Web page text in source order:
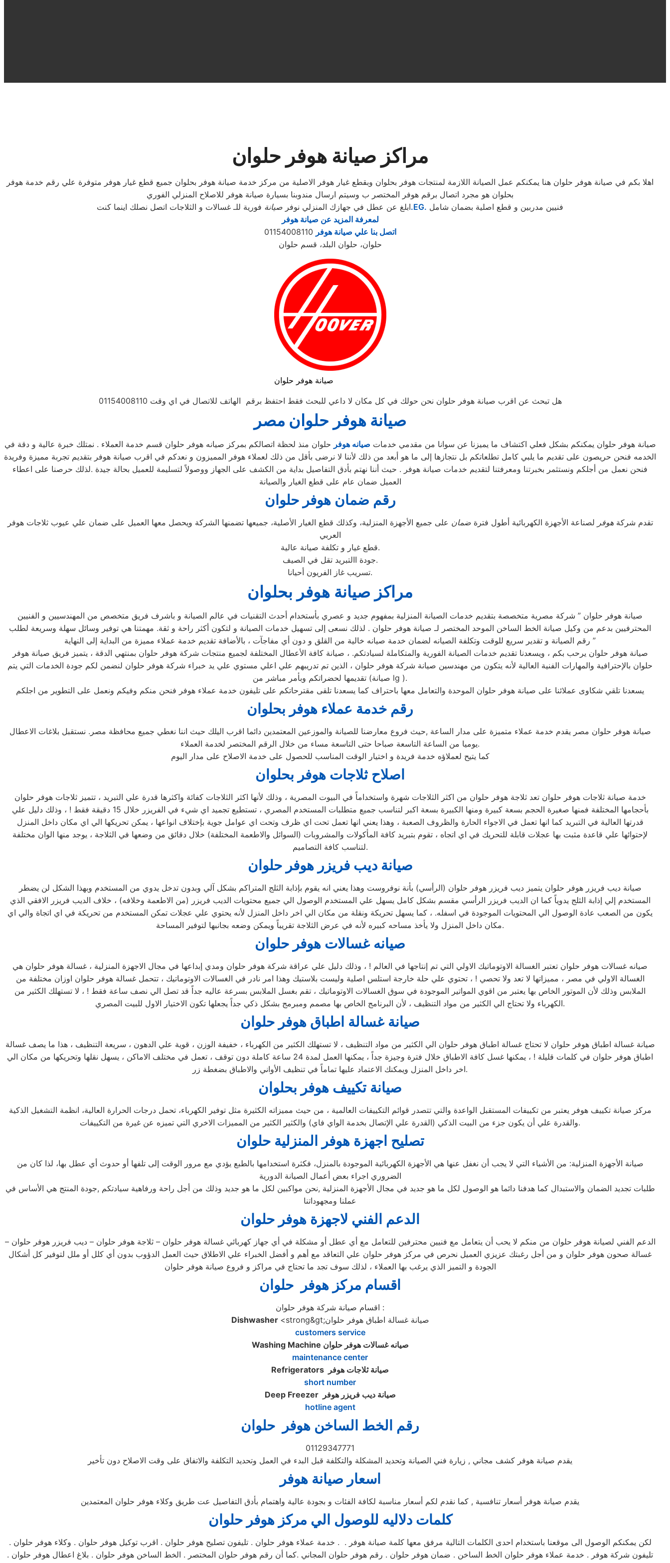
مراكز صيانة هوفر حلوان
اهلا بكم في صيانة هوفر حلوان هنا يمكنكم عمل الصيانة اللازمة لمنتجات هوفر بحلوان وبقطع غيار هوفر الاصلية من مركز خدمة صيانة هوفر بحلوان جميع قطع غيار هوفر متوفرة علي رقم خدمة هوفر
بحلوان هو مجرد اتصال برقم هوفر المختصر ب وسيتم ارسال مندوبنا بسيارة صيانة هوفر للاصلاح المنزلي الفوري
ابلغ عن عطل في جهازك المنزلي نوفر صيانة فورية للـ غسالات و الثلاجات اتصل نصلك اينما كنت .EG. فنيين مدربين و قطع اصلية بضمان شامل
لمعرفة المزيد عن صيانة هوفر
اتصل بنا علي صيانة هوفر
حلوان، حلوان البلد، قسم حلوان
صيانة هوفر حلوان
هل تبحث عن اقرب صيانة هوفر حلوان نحن حولك في كل مكان لا داعي للبحث فقط احتفظ برقم الهاتف للاتصال في اي وقت 01154008110
صيانة هوفر حلوان مصر
صيانة هوفر حلوان يمكنكم بشكل فعلي اكتشاف ما يميزنا عن سوانا من مقدمي خدمات صيانه هوفر حلوان منذ لحظة اتصالكم بمركز صيانه هوفر حلوان قسم خدمة العملاء . نمتلك خبرة عالية و دقة في
الخدمه فنحن حريصون على تقديم ما يلبي كامل تطلعاتكم بل نتجازها إلى ما هو أبعد من ذلك لأننا لا نرضى بأقل من ذلك لعملاء هوفر المميزون و نعدكم في اقرب صيانة هوفر بتقديم تجربة مميزة وفريدة
فنحن نعمل من أجلكم ونستثمر بخبرتنا ومعرفتنا لتقديم خدمات صيانة هوفر . حيث أننا نهتم بأدق التفاصيل بداية من الكشف على الجهاز ووصولاً لتسليمة للعميل بحالة جيدة .لذلك حرصنا على اعطاء
العميل ضمان عام على قطع الغيار والصيانة
رقم ضمان هوفر حلوان
تقدم شركةهوفر لصناعة الأجهزة الكهربائية أطول فترةضمان على جميع الأجهزة المنزلية، وكذلك قطع الغيار الأصلية، جميعها تضمنها الشركة ويحصل معها العميل على ضمان علي عيوب ثلاجات هوفر
العربي
قطع غيار و تكلفة صيانة عالية.
جودة االتبريد تقل في الصيف.
تسريب غاز الفريون أحيانا.
مراكز صيانة هوفر بحلوان
صيانة هوفر حلوان ” شركة مصرية متخصصة بتقديم خدمات الصيانة المنزلية بمفهوم جديد و عصري بأستخدام أحدث التقنيات في عالم الصيانة و باشرف فريق متخصص من المهندسيين و الفنيين
المحترفيين بدعم من وكيل صيانة الخط الساخن الموحد المختصر لـ صيانة هوفر حلوان . لذلك نسعى إلى تسهيل خدمات الصيانة و لتكون أكثر راحة و ثقة. مهمتنا هي توفير وسائل سهلة وسريعة لطلب
رقم الصيانة و تقدير سريع للوقت وتكلفة الصيانه لضمان خدمة صيانه خالية من القلق و دون أي مفاجآت ، بالأضافة تقديم خدمة عملاء مميزة من البداية إلى النهاية ”
صيانة هوفر حلوان يرحب بكم ، ويسعدنا تقديم خدمات الصيانة الفورية والمتكاملة لسيادتكم. ، صيانة كافة الأعطال المختلفة لجميع منتجات شركة هوفر حلوان بمنتهي الدقة ، يتميز فريق صيانة هوفر
حلوان بالإحترافية والمهارات الفنية العالية لأنه يتكون من مهندسين صيانة شركة هوفر حلوان ، الذين تم تدريبهم علي اعلي مستوي علي يد خبراء شركة هوفر حلوان لنضمن لكم جودة الخدمات التي يتم
تقديمها لحضراتكم وبأمر مباشر من (صيانة lg ).
يسعدنا تلقي شكاوى عملائنا على صيانة هوفر حلوان الموحدة والتعامل معها باحتراف كما يسعدنا تلقى مقترحاتكم على تليفون خدمة عملاء هوفر فنحن منكم وفيكم ونعمل على التطوير من اجلكم
رقم خدمة عملاء هوفر بحلوان
صيانة هوفر حلوان مصر يقدم خدمة عملاء متميزة على مدار الساعة ,حيث فروع معارضنا للصيانة والموزعين المعتمدين دائما اقرب اليلك حيث اننا نغطي جميع محافظة مصر. نستقبل بلاغات الاعطال
يوميا من الساعة التاسعة صباحا حتى التاسعة مساء من خلال الرقم المختصر لخدمة العملاء.
كما يتيح لعملاؤه خدمة فريدة و اختيار الوقت المناسب للحصول على خدمة الاصلاح على مدار اليوم
اصلاح ثلاجات هوفر بحلوان
خدمة صيانة ثلاجات هوفر حلوان تعد ثلاجة هوفر حلوان من اكثر الثلاجات شهرة واستخداماً في البيوت المصرية ، وذلك لأنها اكثر الثلاجات كفائة واكثرها قدرة علي التبريد ، تتميز ثلاجات هوفر حلوان
بأحجامها المختلفة فمنها صغيرة الحجم بسعة كبيرة ومنها الكبيرة بسعة اكبر لتناسب جميع متطلبات المستخدم المصري ، تستطيع تجميد اي شيء في الفريزر خلال 15 دقيقة فقط ! ، وذلك دليل علي
قدرتها العالية في التبريد كما انها تعمل في الاجواء الحارة والظروف الصعبة ، وهذا يعني انها تعمل تحت اي ظرف وتحت اي عوامل جوية بإختلاف انواعها ، يمكن تحريكها الي اي مكان داخل المنزل
لإحتوائها علي قاعدة مثبت بها عجلات قابلة للتحريك في اي اتجاه ، تقوم بتبريد كافة المأكولات والمشروبات (السوائل والاطعمة المختلفة) خلال دقائق من وضعها في الثلاجة ، يوجد منها الوان مختلفة
لتناسب كافة التصاميم.
صيانة ديب فريزر هوفر حلوان
صيانة ديب فريزر هوفر حلوان يتميز ديب فريزر هوفر حلوان (الرأسي) بأنة نوفروست وهذا يعني انه يقوم بإذابة الثلج المتراكم بشكل آلي وبدون تدخل يدوي من المستخدم وبهذا الشكل لن يضطر
المستخدم إلي إذابة الثلج يدوياً كما ان الديب فريزر الرأسي مقسم بشكل كامل يسهل علي المستخدم الوصول الي جميع محتويات الديب فريزر (من الاطعمة وخلافه) ، خلاف الديب فريزر الافقي الذي
يكون من الصعب عادة الوصول الي المحتويات الموجودة في اسفله. ، كما يسهل تحريكة ونقلة من مكان الي اخر داخل المنزل لأنه يحتوي علي عجلات تمكن المستخدم من تحريكة في اي اتجاة والي اي
مكان داخل المنزل ولا يأخذ مساحه كبيره لأنه في عرض الثلاجة تقريباً ويمكن وضعه بجانبها لتوفير المساحة.
صيانه غسالات هوفر حلوان
صيانه غسالات هوفر حلوان تعتبر الغسالة الاوتوماتيك الاولي التي تم إنتاجها في العالم ! ، وذلك دليل علي عراقة شركة هوفر حلوان ومدي إبداعها في مجال الاجهزة المنزلية ، غسالة هوفر حلوان هي
الغسالة الاولي في مصر ، مميزاتها لا تعد ولا تحصي ! ، تحتوي علي حلة خارجة استلس اصلية وليست بلاستيك وهذا امر نادر في الغسالات الاوتوماتيك ، تتحمل غسالة هوفر حلوان اوزان مختلفة من
الملابس وذلك لأن الموتور الخاص بها يعتبر من اقوي المواتير الموجودة في سوق الغسالات الاوتوماتيك ، تقم بغسل الملابس بسرعة عاليه جداً قد تصل الي نصف ساعة فقط ! ، لا تستهلك الكثير من
الكهرباء ولا تحتاج الي الكثير من مواد التنظيف ، لأن البرنامج الخاص بها مصمم ومبرمج بشكل ذكي جداً يجعلها تكون الاختيار الاول للبيت المصري.
صيانة غسالة اطباق هوفر حلوان
صيانة غسالة اطباق هوفر حلوان لا تحتاج غسالة اطباق هوفر حلوان الي الكثير من مواد التنظيف ، لا تستهلك الكثير من الكهرباء ، خفيفة الوزن ، قوية علي الدهون ، سريعة التنظيف ، هذا ما يصف غسالة
اطباق هوفر حلوان في كلمات قليلة ! ، يمكنها غسل كافة الاطباق خلال فترة وجيزة جداً ، يمكنها العمل لمدة 24 ساعة كاملة دون توقف ، تعمل في مختلف الاماكن ، يسهل نقلها وتحريكها من مكان الي
اخر داخل المنزل ويمكنك الاعتماد عليها تماماً في تنظيف الأواني والاطباق بضغطة زر.
صيانة تكييف هوفر بحلوان
مركز صيانة تكييف هوفر يعتبر من تكييفات المستقبل الواعدة والتي تتصدر قوائم التكييفات العالمية ، من حيث مميزاته الكثيرة مثل توفير الكهرباء، تحمل درجات الحرارة العالية، انظمة التشغيل الذكية
والقدرة علي أن يكون جزء من البيت الذكي (القدرة علي الإتصال بخدمة الواي فاي) والكثير الكثير من المميزات الاخري التي تميزه عن غيرة من التكييفات.
تصليح اجهزةهوفر المنزليةحلوان
صيانة الأجهزة المنزلية: من الأشياء التي لا يجب أن نغفل عنها هي الأجهزة الكهربائية الموجودة بالمنزل، فكثرة استخدامها بالطبع يؤدي مع مرور الوقت إلى تلفها أو حدوث أي عطل بها، لذا كان من
الضروري اجراء بعض أعمال الصيانة الدورية
طلبات تجديد الضمان والاستبدال كما هدفنا دائما هو الوصول لكل ما هو جديد في مجال الأجهزة المنزلية ,نحن مواكبين لكل ما هو جديد وذلك من أجل راحة ورفاهية سيادتكم ,جودة المنتج هي الأساس في
عملنا ومجهوداتنا
الدعم الفني لاجهزة هوفر حلوان
الدعم الفني لصيانة هوفر حلوان من منكم لا يحب أن يتعامل مع فنيين محترفين للتعامل مع أي عطل أو مشكلة في أي جهاز كهربائي غسالة هوفر حلوان – ثلاجة هوفر حلوان – ديب فريزر هوفر حلوان –
غسالة صحون هوفر حلوان و من أجل رغبتك عزيزي العميل نحرص في مركز هوفر حلوان علي التعاقد مع أهم و أفضل الخبراء علي الاطلاق حيث العمل الدؤوب بدون أي كلل أو ملل لتوفير كل أشكال
الجودة و التميز الذي يرغب بها العملاء ، لذلك سوف تجد ما تحتاج في مراكز و فروع صيانة هوفر حلوان
اقسام مركز هوفر حلوان
اقسام صيانة شركة هوفر حلوان :
Dishwasher
<strong&gt;صيانة غسالة اطباق هوفر حلوان
customers service
Washing Machine صيانه غسالات هوفر حلوان
maintenance center
Refrigerators صيانة ثلاجات هوفر
short number
Deep Freezer صيانة ديب فريزر هوفر
hotline agent
رقم الخط الساخن هوفر حلوان
01129347771
يقدم صيانة هوفر كشف مجاني , زيارة فني الصيانة وتحديد المشكلة والتكلفة قبل البدء في العمل وتحديد التكلفة والاتفاق على وقت الاصلاح دون تأخير
اسعار صيانة هوفر
يقدم صيانة هوفر أسعار تنافسية , كما نقدم لكم أسعار مناسبة لكافة الفئات و بجودة عالية واهتمام بأدق التفاصيل عت طريق وكلاء هوفر حلوان المعتمدين
كلمات دلاليه للوصول الي مركزهوفر حلوان
لكن يمكنكم الوصول الى موقعنا باستخدام احدى الكلمات التالية مرفق معها كلمة صيانة هوفر . . خدمة عملاء هوفر حلوان . تليفون تصليح هوفر حلوان . اقرب توكيل هوفر حلوان . وكلاء هوفر حلوان .
تليفون شركة هوفر . خدمة عملاء هوفر حلوان الخط الساخن . ضمان هوفر حلوان . رقم هوفر حلوان المجاني .كما أن رقم هوفر حلوان المختصر . الخط الساخن هوفر حلوان . بلاغ اعطال هوفر حلوان .